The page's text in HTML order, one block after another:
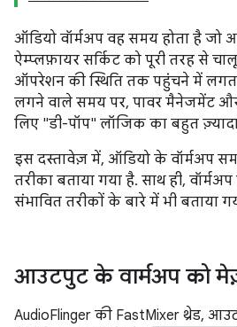
ऑडियो वॉर्मअप वह समय होता है
ऐम्प्लफ़ायर सर्किट को पूरी तरह से
ऑपरेशन की स्थिति तक पहुंचने में
लगने वाले समय पर, पावर मैनेजमेंट
लिए "डी-पॉप" लॉजिक का बहुत
इस दस्तावेज़ में, ऑडियो के वॉर्मअप
तरीका बताया गया है. साथ ही,
संभावित तरीकों के बारे में भी बताया
आउटपुट के वार्मअप को
AudioFlinger की FastMixer थ्रेड,